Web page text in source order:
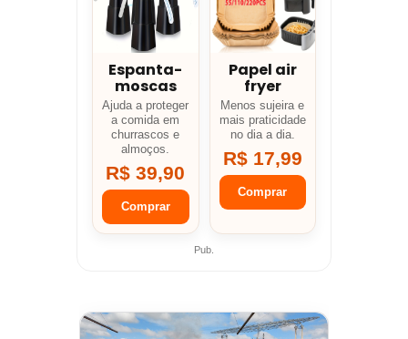
Espanta-
moscas
Ajuda a proteger
a comida em
churrascos e
almoços.
R$ 39,90
Comprar
Papel air
fryer
Menos sujeira e
mais praticidade
no dia a dia.
R$ 17,99
Comprar
Pub.